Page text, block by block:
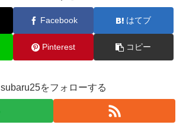
Facebook はてブ
Pinterest コピー
subaru25をフォローする